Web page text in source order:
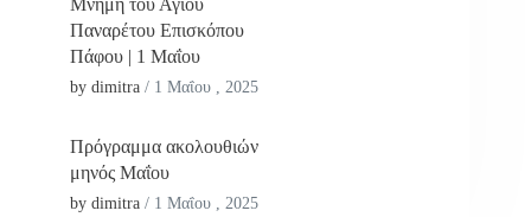
Μνήμη του Αγίου
Παναρέτου Επισκόπου
Πάφου | 1 Μαΐου
by dimitra / 1 Μαΐου , 2025
Πρόγραμμα ακολουθιών
μηνός Μαΐου
by dimitra / 1 Μαΐου , 2025